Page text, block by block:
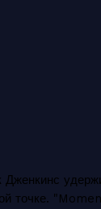
Дженкинс
точке.